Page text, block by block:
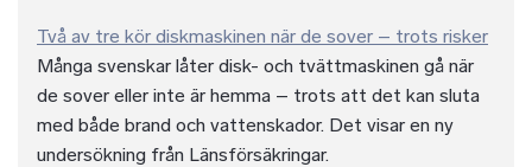
Två av tre kör diskmaskinen när de sover – trots risker
Många svenskar låter disk- och tvättmaskinen gå när
de sover eller inte är hemma – trots att det kan sluta
med både brand och vattenskador. Det visar en ny
undersökning från Länsförsäkringar.